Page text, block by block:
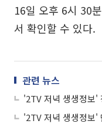
16일 오후 6시 30
서 확인할 수 있다.
관련 뉴스